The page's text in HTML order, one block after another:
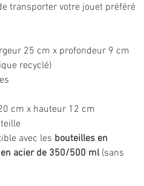
transporter votre jouet préféré
25 cm x profondeur 9 cm
recyclé)
cm x hauteur 12 cm
avec les bouteilles en
acier de 350/500 ml(sans